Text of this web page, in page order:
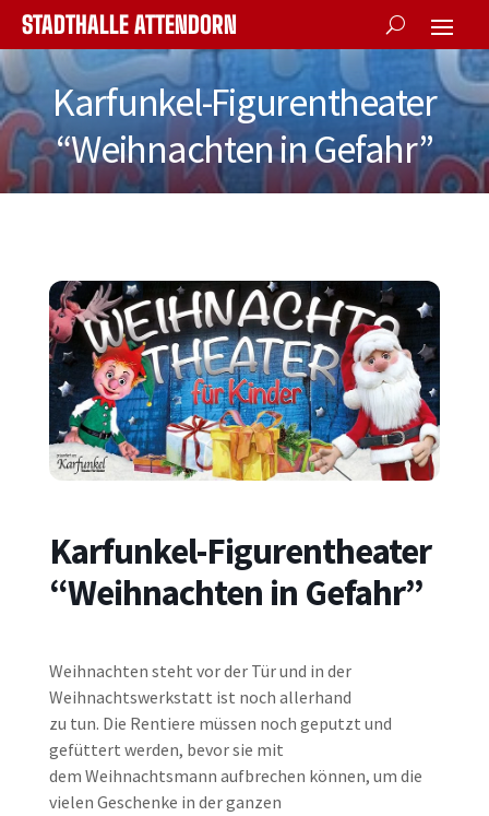
STADTHALLE ATTENDORN
Karfunkel-Figurentheater
“Weihnachten in Gefahr”
Karfunkel-Figurentheater
“Weihnachten in Gefahr”
Weihnachten steht vor der Tür und in der
Weihnachtswerkstatt ist noch allerhand
zu tun. Die Rentiere müssen noch geputzt und
gefüttert werden, bevor sie mit
dem Weihnachtsmann aufbrechen können, um die
vielen Geschenke in der ganzen